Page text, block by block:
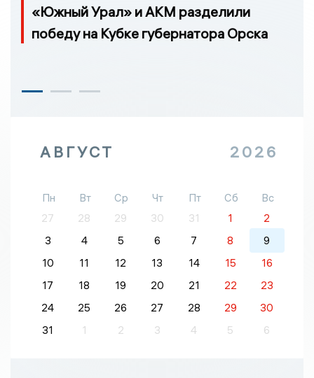
«Южный Урал» и АКМ разделили
победу на Кубке губернатора Орска
АВГУСТ 2026
Пн Вт Ср Чт Пт Сб
Вс
27
28 29 30 31 1
2
3
4 5 6 7 8
9
10
11 12 13 14 15
16
17
18 19 20 21 22
23
24
25 26 27 28 29
30
31
1 2 3 4 5 6